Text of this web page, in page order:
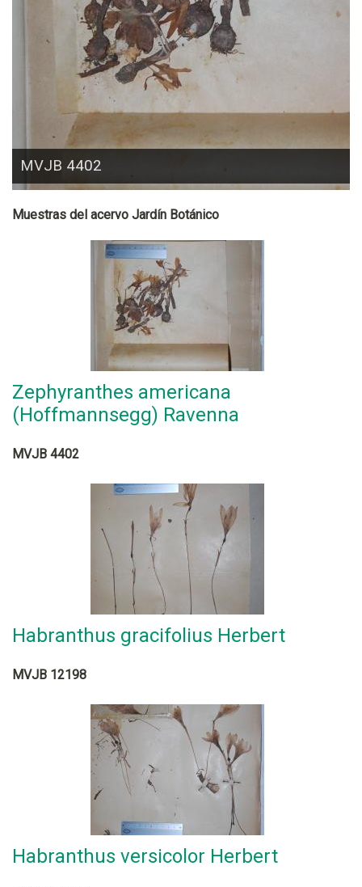
MVJB 4402
Muestras del acervo Jardín Botánico
Zephyranthes americana
(Hoffmannsegg) Ravenna
MVJB 4402
Habranthus gracifolius Herbert
MVJB 12198
Habranthus versicolor Herbert